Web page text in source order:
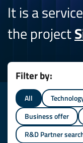
It is a
the project
Filter by:
All
Business offer
R&D Partner